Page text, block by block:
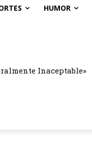
HUMOR
Inaceptable»